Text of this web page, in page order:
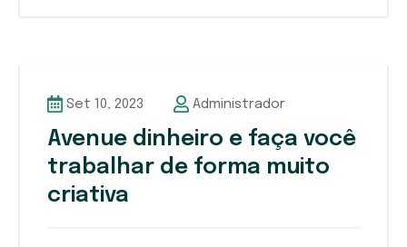
Set 10, 2023 Administrador
Avenue dinheiro e faça você
trabalhar de forma muito
criativa